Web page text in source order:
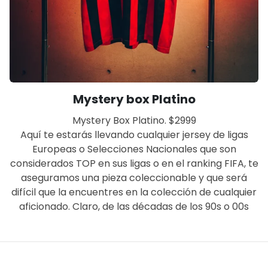
Mystery box Platino
Mystery Box Platino. $2999
Aquí te estarás llevando cualquier jersey de ligas
Europeas o Selecciones Nacionales que son
considerados TOP en sus ligas o en el ranking FIFA, te
aseguramos una pieza coleccionable y que será
difícil que la encuentres en la colección de cualquier
aficionado. Claro, de las décadas de los 90s o 00s